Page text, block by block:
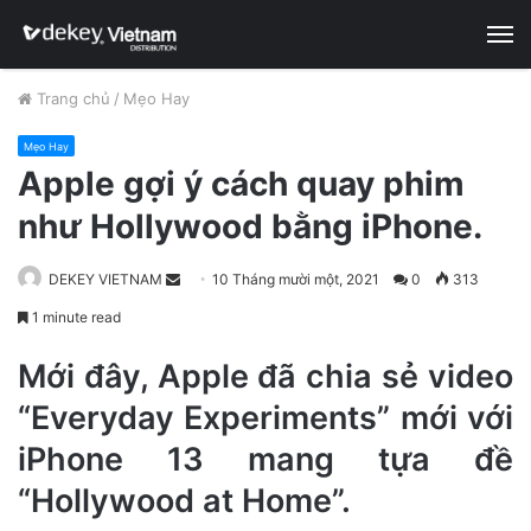
Trang chủ / Mẹo Hay
Mẹo Hay
Apple gợi ý cách quay phim
như Hollywood bằng iPhone.
DEKEY VIETNAM
a
e
a
10 Tháng mười một, 2021 0 313
1 minute read
Mới đây, Apple đã chia sẻ video
“Everyday Experiments” mới với
iPhone 13 mang tựa đề
“Hollywood at Home”.